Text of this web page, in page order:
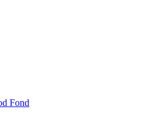
Fond